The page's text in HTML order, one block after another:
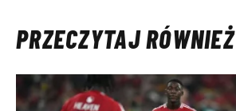
PRZECZYTAJ RÓWNIEŻ